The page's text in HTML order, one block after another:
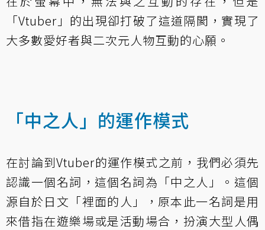
「Vtuber」的出現卻打破了這道隔閡，實現了
大多數愛好者與二次元人物互動的心願。
「中之人」的運作模式
在討論到Vtuber的運作模式之前，我們必須先
認識一個名詞，這個名詞為「中之人」。這個
源自於日文「裡面的人」，原本此一名詞是用
來借指在遊樂場或是活動場合，扮演大型人偶